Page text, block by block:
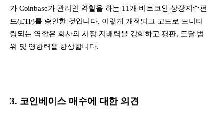
가 Coinbase가 관리인 역할을 하는 11개 비트코인 ​​상장지수펀
드(ETF)를 승인한 것입니다. 이렇게 개정되고 고도로 모니터
링되는 역할은 회사의 시장 지배력을 강화하고 평판, 도달 범
위 및 영향력을 향상합니다.
3. 코인베이스 매수에 대한 의견